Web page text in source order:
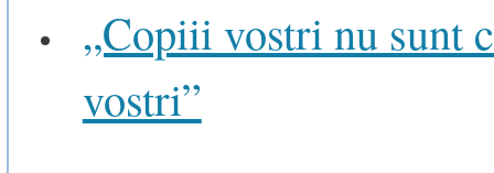
„Copiii vostri nu sunt
vostri”